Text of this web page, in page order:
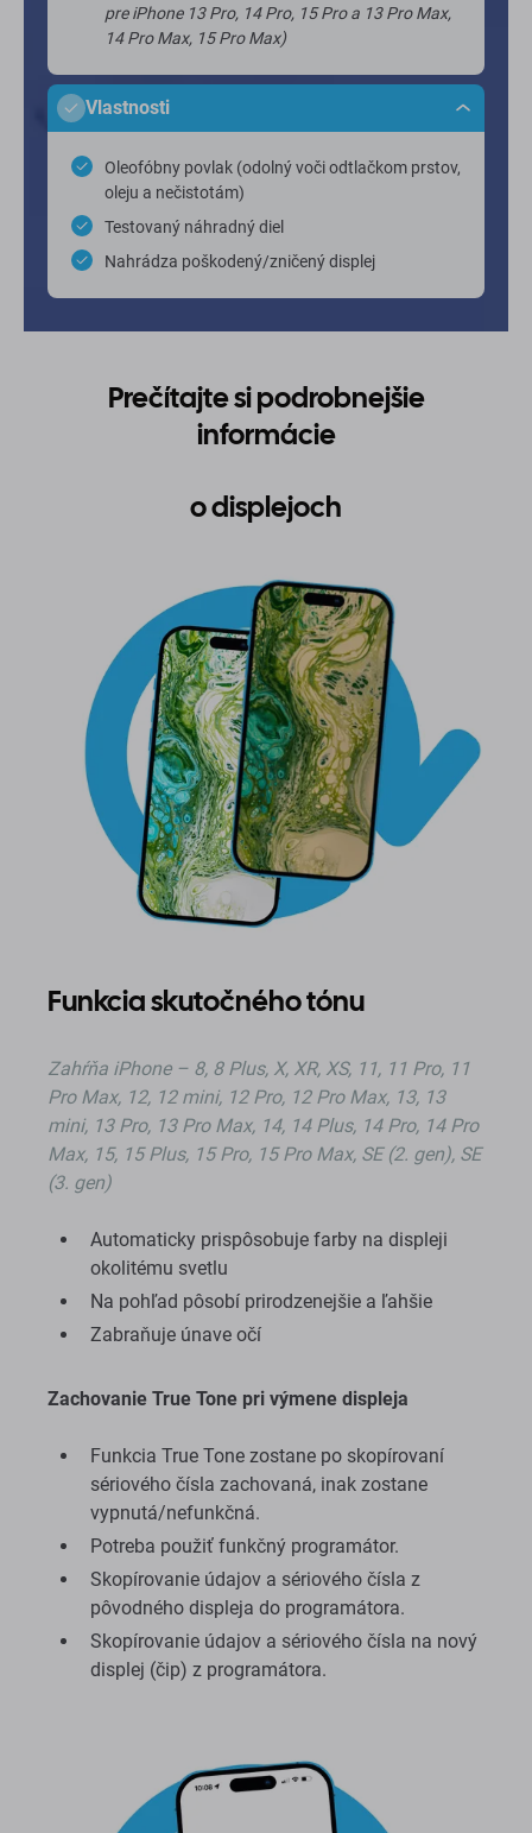
pre iPhone 13 Pro, 14 Pro, 15 Pro a 13 Pro Max,
14 Pro Max, 15 Pro Max)
Vlastnosti
Oleofóbny povlak (odolný voči odtlačkom prstov,
oleju a nečistotám)
Testovaný náhradný diel
Nahrádza poškodený/zničený displej
Prečítajte si podrobnejšie
informácie
o displejoch
Funkcia skutočného tónu
Zahŕňa iPhone – 8, 8 Plus, X, XR, XS, 11, 11 Pro, 11
Pro Max, 12, 12 mini, 12 Pro, 12 Pro Max, 13, 13
mini, 13 Pro, 13 Pro Max, 14, 14 Plus, 14 Pro, 14 Pro
Max, 15, 15 Plus, 15 Pro, 15 Pro Max, SE (2. gen), SE
(3. gen)
Automaticky prispôsobuje farby na displeji
okolitému svetlu
Na pohľad pôsobí prirodzenejšie a ľahšie
Zabraňuje únave očí
Zachovanie True Tone pri výmene displeja
Funkcia True Tone zostane po skopírovaní
sériového čísla zachovaná, inak zostane
vypnutá/nefunkčná.
Potreba použiť funkčný programátor.
Skopírovanie údajov a sériového čísla z
pôvodného displeja do programátora.
Skopírovanie údajov a sériového čísla na nový
displej (čip) z programátora.